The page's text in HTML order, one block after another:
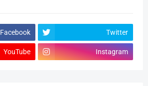
Facebook Twitter
YouTube Instagram